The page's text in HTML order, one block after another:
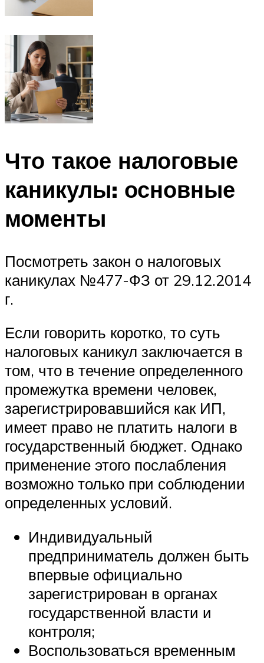
Что такое налоговые
каникулы: основные
моменты
Посмотреть закон о налоговых
каникулах №477-ФЗ от 29.12.2014
г.
Если говорить коротко, то суть
налоговых каникул заключается в
том, что в течение определенного
промежутка времени человек,
зарегистрировавшийся как ИП,
имеет право не платить налоги в
государственный бюджет. Однако
применение этого послабления
возможно только при соблюдении
определенных условий.
Индивидуальный
предприниматель должен быть
впервые официально
зарегистрирован в органах
государственной власти и
контроля;
Воспользоваться временным